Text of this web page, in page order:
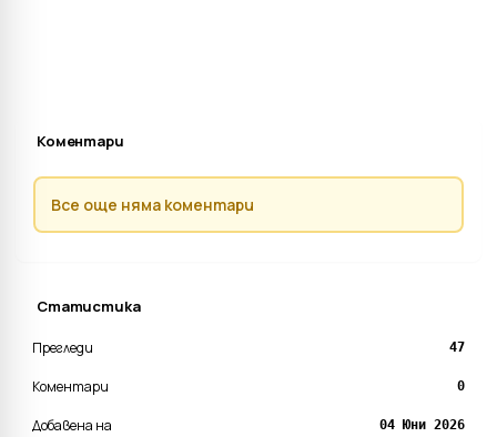
Коментари
Все още няма коментари
Статистика
Прегледи 47
Коментари 0
Добавена на 04 Юни 2026